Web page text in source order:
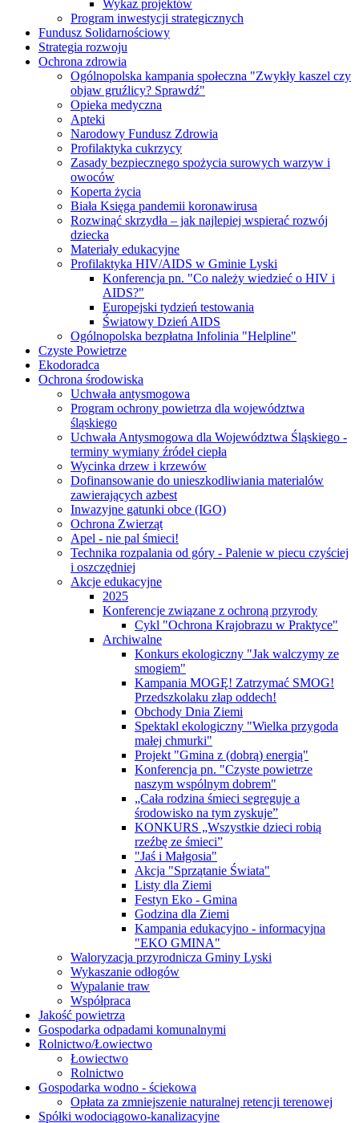
Wykaz projektów
Program inwestycji strategicznych
Fundusz Solidarnościowy
Strategia rozwoju
Ochrona zdrowia
Ogólnopolska kampania społeczna "Zwykły kaszel czy
objaw gruźlicy? Sprawdź"
Opieka medyczna
Apteki
Narodowy Fundusz Zdrowia
Profilaktyka cukrzycy
Zasady bezpiecznego spożycia surowych warzyw i
owoców
Koperta życia
Biała Księga pandemii koronawirusa
Rozwinąć skrzydła – jak najlepiej wspierać rozwój
dziecka
Materiały edukacyjne
Profilaktyka HIV/AIDS w Gminie Lyski
Konferencja pn. "Co należy wiedzieć o HIV i
AIDS?"
Europejski tydzień testowania
Światowy Dzień AIDS
Ogólnopolska bezpłatna Infolinia "Helpline"
Czyste Powietrze
Ekodoradca
Ochrona środowiska
Uchwała antysmogowa
Program ochrony powietrza dla województwa
śląskiego
Uchwała Antysmogowa dla Województwa Śląskiego -
terminy wymiany źródeł ciepła
Wycinka drzew i krzewów
Dofinansowanie do unieszkodliwiania materialów
zawierających azbest
Inwazyjne gatunki obce (IGO)
Ochrona Zwierząt
Apel - nie pal śmieci!
Technika rozpalania od góry - Palenie w piecu czyściej
i oszczędniej
Akcje edukacyjne
2025
Konferencje związane z ochroną przyrody
Cykl "Ochrona Krajobrazu w Praktyce"
Archiwalne
Konkurs ekologiczny "Jak walczymy ze
smogiem"
Kampania MOGĘ! Zatrzymać SMOG!
Przedszkolaku złap oddech!
Obchody Dnia Ziemi
Spektakl ekologiczny "Wielka przygoda
małej chmurki"
Projekt "Gmina z (dobrą) energią"
Konferencja pn. "Czyste powietrze
naszym wspólnym dobrem"
„Cała rodzina śmieci segreguje a
środowisko na tym zyskuje”
KONKURS „Wszystkie dzieci robią
rzeźbę ze śmieci”
"Jaś i Małgosia"
Akcja "Sprzątanie Świata"
Listy dla Ziemi
Festyn Eko - Gmina
Godzina dla Ziemi
Kampania edukacyjno - informacyjna
"EKO GMINA"
Waloryzacja przyrodnicza Gminy Lyski
Wykaszanie odłogów
Wypalanie traw
Współpraca
Jakość powietrza
Gospodarka odpadami komunalnymi
Rolnictwo/Łowiectwo
Łowiectwo
Rolnictwo
Gospodarka wodno - ściekowa
Opłata za zmniejszenie naturalnej retencji terenowej
Spółki wodociągowo-kanalizacyjne